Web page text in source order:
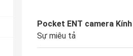
Pocket ENT camera
Sự miêu tả